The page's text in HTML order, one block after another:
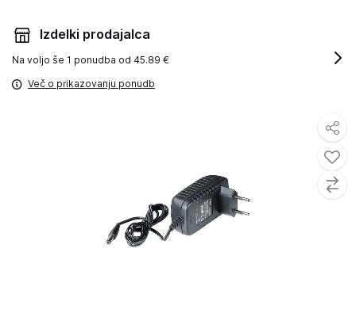
Izdelki prodajalca
Na voljo še 1 ponudba od 45.89 €
Več o prikazovanju ponudb